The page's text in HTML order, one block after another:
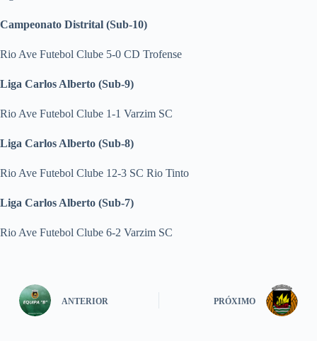
Campeonato Distrital (Sub-10)
Rio Ave Futebol Clube 5-0 CD Trofense
Liga Carlos Alberto (Sub-9)
Rio Ave Futebol Clube 1-1 Varzim SC
Liga Carlos Alberto (Sub-8)
Rio Ave Futebol Clube 12-3 SC Rio Tinto
Liga Carlos Alberto (Sub-7)
Rio Ave Futebol Clube 6-2 Varzim SC
ANTERIOR PRÓXIMO